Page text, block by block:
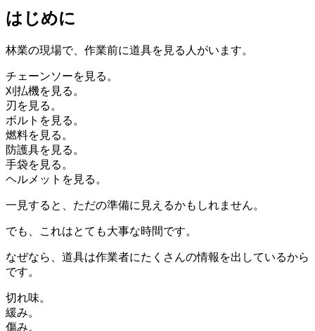
はじめに
林業の現場で、作業前に道具を見る人がいます。
チェーンソーを見る。
刈払機を見る。
刃を見る。
ボルトを見る。
燃料を見る。
防護具を見る。
手袋を見る。
ヘルメットを見る。
一見すると、ただの準備に見えるかもしれません。
でも、これはとても大事な時間です。
なぜなら、道具は作業者にたくさんの情報を出しているから
です。
切れ味。
緩み。
傷み。